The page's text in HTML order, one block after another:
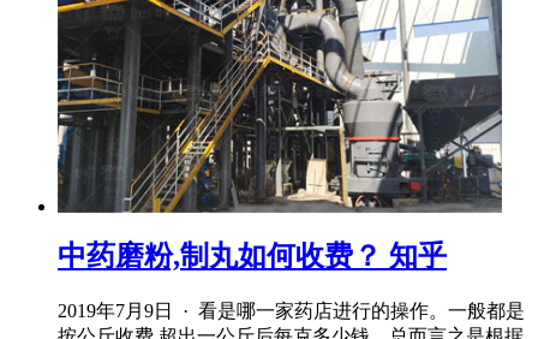
中药磨粉,制丸如何收费？ 知乎
2019年7月9日 · 看是哪一家药店进行的操作。一般都是